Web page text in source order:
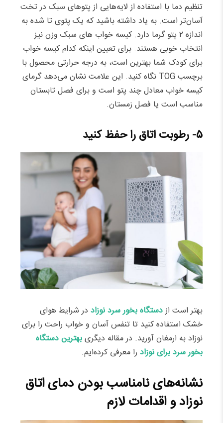
تنظیم دما با استفاده از لایه‌هایی از پتوهای سبک در تخت
آسان‌تر است. به یاد داشته باشید که یک پتوی تا شده به
اندازه ۲ پتو گرما دارد. کیسه خواب های سبک وزن نیز
انتخاب خوبی هستند. برای تعیین اینکه کدام کیسه خواب
برای کودک شما بهترین است، به درجه حرارتی محصول با
برچسب TOG نگاه کنید. این علامت نشان می‌دهد گرمای
کیسه خواب معادل چند پتو است و برای فصل تابستان
مناسب است یا فصل زمستان.
۵- رطوبت اتاق را حفظ کنید
بهتر است ازدستگاه بخور سرد نوزاددر شرایط هوای
خشک استفاده کنید تا تنفس آسان و خواب راحت را برای
نوزاد به ارمغان آورید. در مقاله دیگریبهترین دستگاه
بخور سرد برای نوزادرا معرفی کرده‌ایم.
نشانه‌های نامناسب بودن دمای اتاق
نوزاد و اقدامات لازم